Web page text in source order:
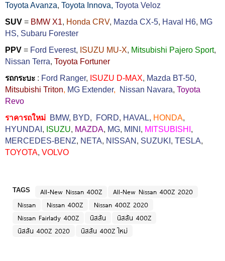
Toyota Avanza, Toyota Innova, Toyota Veloz
SUV = BMW X1, Honda CRV, Mazda CX-5, Haval H6, MG
HS, Subaru Forester
PPV = Ford Everest, ISUZU MU-X, Mitsubishi Pajero Sport,
Nissan Terra, Toyota Fortuner
รถกระบะ : Ford Ranger, ISUZU D-MAX, Mazda BT-50,
Mitsubishi Triton, MG Extender, Nissan Navara, Toyota
Revo
ราคารถใหม่ BMW, BYD, FORD, HAVAL, HONDA,
HYUNDAI , ISUZU, MAZDA, MG, MINI , MITSUBISHI ,
MERCEDES-BENZ, NETA, NISSAN , SUZUKI , TESLA,
TOYOTA, VOLVO
TAGS All-New Nissan 400Z
All-New Nissan 400Z 2020
Nissan
Nissan 400Z
Nissan 400Z 2020
Nissan Fairlady 400Z
นิสสัน
นิสสัน 400Z
นิสสัน 400Z 2020
นิสสัน 400Z ใหม่